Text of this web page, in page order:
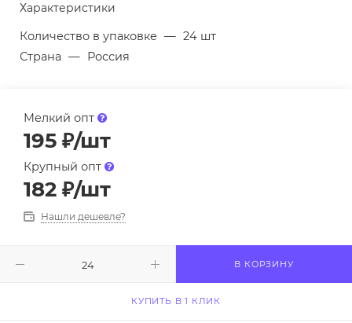
Характеристики
Количество в упаковке — 24 шт
Страна — Россия
Мелкий опт
195 ₽/шт
Крупный опт
182 ₽/шт
Нашли дешевле?
В КОРЗИНУ
КУПИТЬ В 1 КЛИК